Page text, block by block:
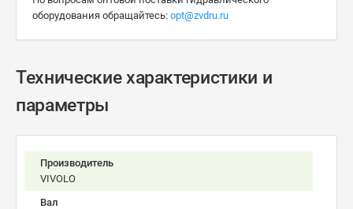
оборудования обращайтесь: opt@zvdru.ru
Технические характеристики и
параметры
Производитель
VIVOLO
Вал